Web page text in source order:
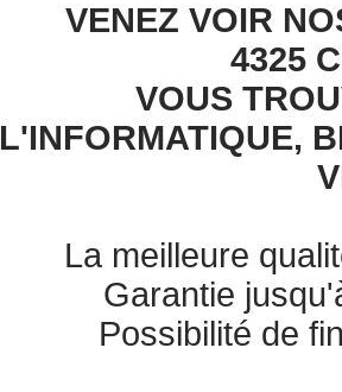
VENEZ VOIR
4325
VOUS
L'INFORMATIQUE,
La meilleure
Garantie
Possibilité de